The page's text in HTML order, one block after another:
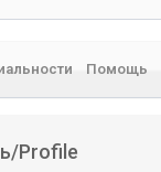
Profile
Помощь